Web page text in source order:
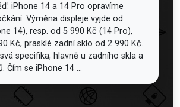
iPhone 14 a 14 Pro opravíme
Výměna displeje vyjde od
14), resp. od 5 990 Kč (14 Pro),
Kč, prasklé zadní sklo od 2 990 Kč.
specifika, hlavně u zadního skla a
Čím se iPhone 14 ...